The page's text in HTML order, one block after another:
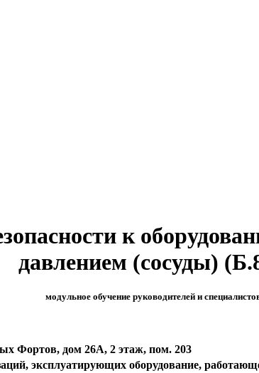
к
давлением (сосуды)
модульное обучение руководителей и
Фортов, дом 26А, 2 этаж, пом. 203
эксплуатирующих оборудование,